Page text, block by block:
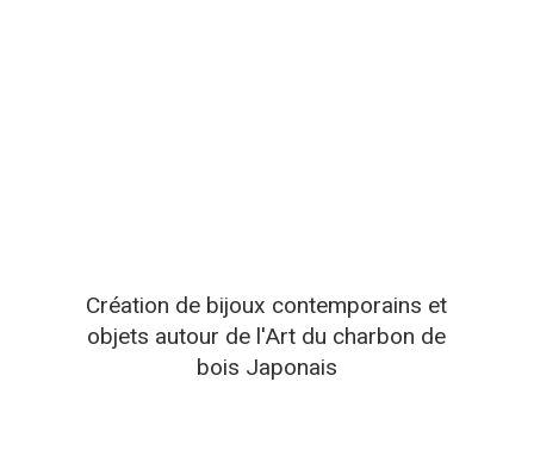
Création de bijoux contemporains et
objets autour de l'Art du charbon de
bois Japonais